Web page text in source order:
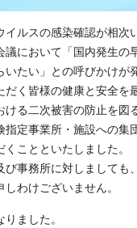
イルスの感染確認が相次
議において「国内発生の
いたい」との呼びかけが
く皆様の健康と安全を
ける二次被害の防止を図
指定事業所・施設への集
ことといたしました。
び事務所に対しましても
わけございません。
ました。